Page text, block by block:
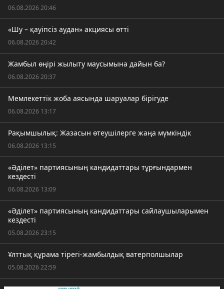
06.08.2026 20:46
«Шу – қауіпсіз аудан» акциясы өтті
06.08.2026 20:42
Жамбыл өңірі жылыту маусымына дайын ба?
06.08.2026 20:37
Мемлекеттік жоба аясында шаруалар бірігуде
06.08.2026 13:17
Рақымшылық: Жазасын өтеушілерге жаңа мүмкіндік
06.08.2026 13:15
«Әділет» партиясының кандидаттары тұрғындармен
кездесті
06.08.2026 13:09
«Әділет» партиясының кандидаттары сайлаушыларымен
кездесті
05.08.2026 23:15
Ұлттық құрама тірегі-жамбылдық ватерполшылар
05.08.2026 22:59